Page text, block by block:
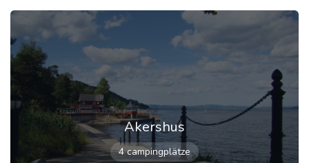
Akershus
4 campingplätze